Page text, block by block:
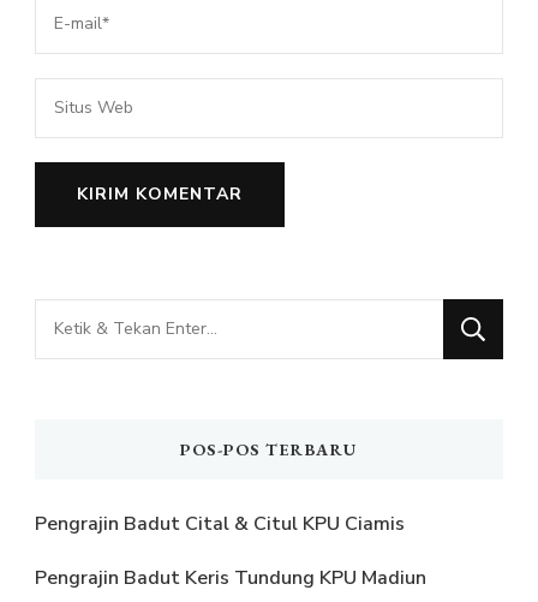
Mencari
Sesuatu?
POS-POS TERBARU
Pengrajin Badut Cital & Citul KPU Ciamis
Pengrajin Badut Keris Tundung KPU Madiun